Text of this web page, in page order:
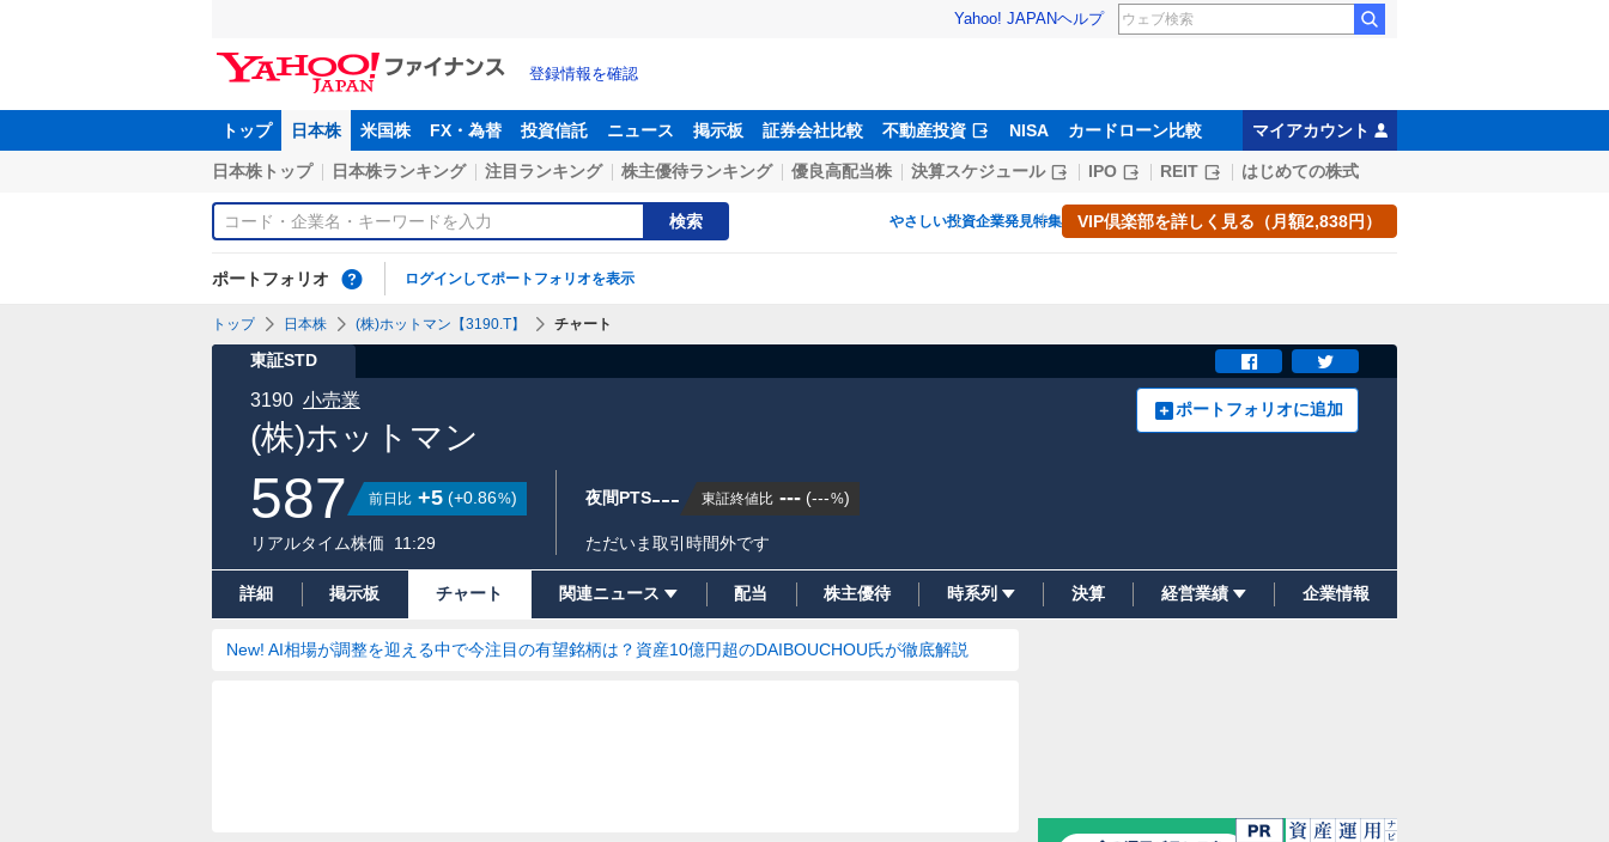
Yahoo! JAPANヘルプ
登録情報を確認
トップ 日本株 米国株 FX・為替 投資信託 ニュース 掲示板 証券会社比較 不動産投資 NISA カードローン比較 マイアカウント
日本株トップ 日本株ランキング 注目ランキング 株主優待ランキング 優良高配当株 決算スケジュール IPO REIT はじめての株式
検索 やさしい投資企業発見特集 VIP倶楽部を詳しく見る（月額2,838円）
ポートフォリオ ログインしてポートフォリオを表示
トップ 日本株 (株)ホットマン【3190.T】 チャート
東証STD
(株)ホットマン
3190 小売業 ポートフォリオに追加
587 前日比 +5 (+0.86%)
リアルタイム株価 11:29
夜間PTS--- 東証終値比 --- (---%)
ただいま取引時間外です
詳細 掲示板 チャート 関連ニュース 配当 株主優待 時系列 決算 経営業績 企業情報
New! AI相場が調整を迎える中で今注目の有望銘柄は？資産10億円超のDAIBOUCHOU氏が徹底解説